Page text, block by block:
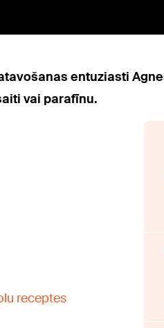
entuziasti
vai parafīnu.
receptes